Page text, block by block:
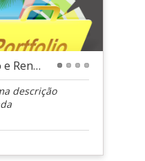
Projeto e Renderização
descrição